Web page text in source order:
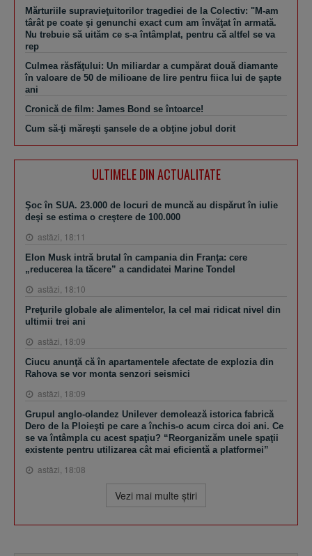
Mărturiile supravieţuitorilor tragediei de la Colectiv: "M-am
târât pe coate şi genunchi exact cum am învăţat în armată.
Nu trebuie să uităm ce s-a întâmplat, pentru că altfel se va
rep
Culmea răsfăţului: Un miliardar a cumpărat două diamante
în valoare de 50 de milioane de lire pentru fiica lui de şapte
ani
Cronică de film: James Bond se întoarce!
Cum să-ţi măreşti şansele de a obţine jobul dorit
ULTIMELE DIN ACTUALITATE
Şoc în SUA. 23.000 de locuri de muncă au dispărut în iulie
deşi se estima o creştere de 100.000
astăzi, 18:11
Elon Musk intră brutal în campania din Franţa: cere
„reducerea la tăcere” a candidatei Marine Tondel
astăzi, 18:10
Preţurile globale ale alimentelor, la cel mai ridicat nivel din
ultimii trei ani
astăzi, 18:09
Ciucu anunţă că în apartamentele afectate de explozia din
Rahova se vor monta senzori seismici
astăzi, 18:09
Grupul anglo-olandez Unilever demolează istorica fabrică
Dero de la Ploieşti pe care a închis-o acum circa doi ani. Ce
se va întâmpla cu acest spaţiu? “Reorganizăm unele spaţii
existente pentru utilizarea cât mai eficientă a platformei”
astăzi, 18:08
Vezi mai multe ştiri